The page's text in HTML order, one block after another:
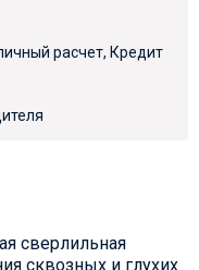
расчет, Кредит
сверлильная
сквозных и глухих